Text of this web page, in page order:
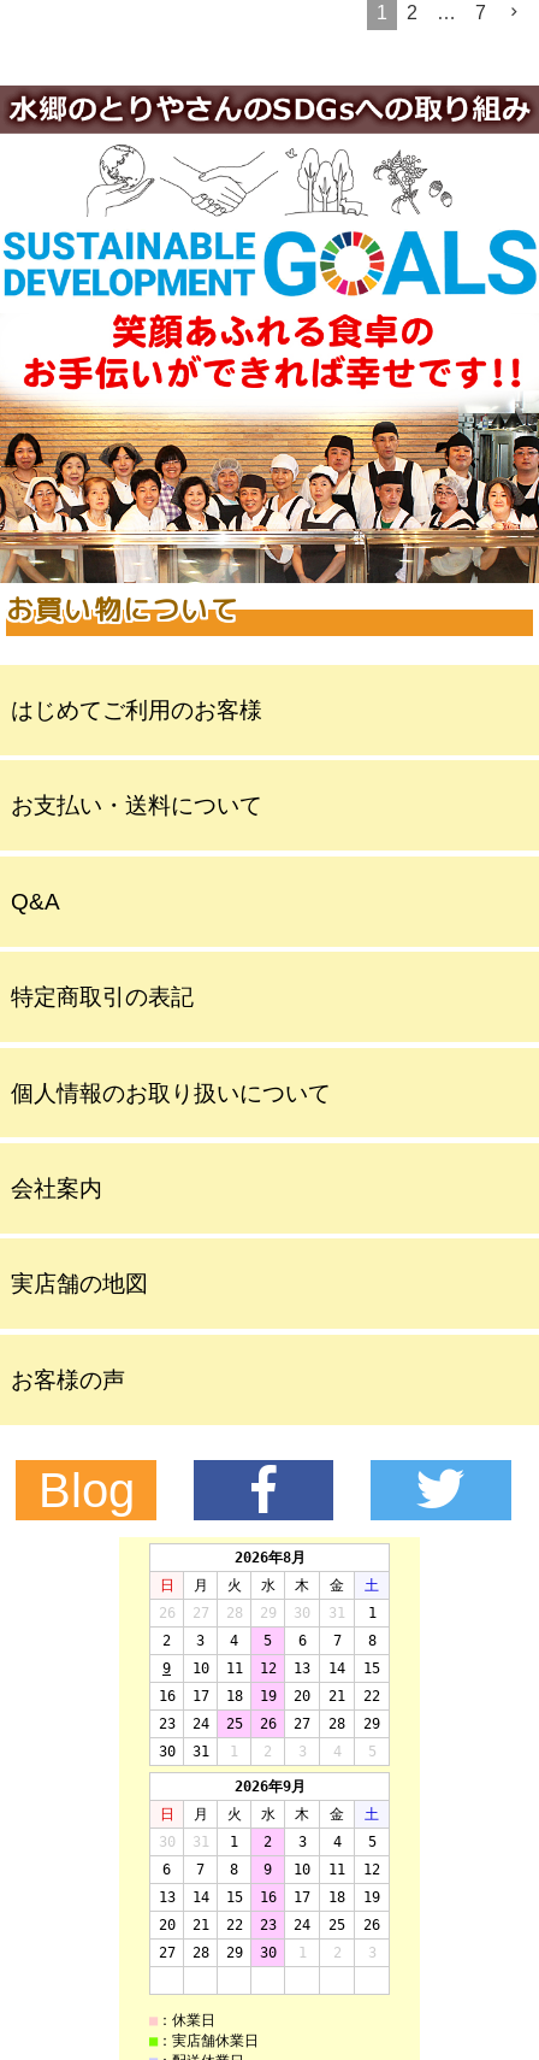
1
2 … 7
お買い物について
はじめてご利用のお客様
お支払い・送料について
Q&A
特定商取引の表記
個人情報のお取り扱いについて
会社案内
実店舗の地図
お客様の声
Blog